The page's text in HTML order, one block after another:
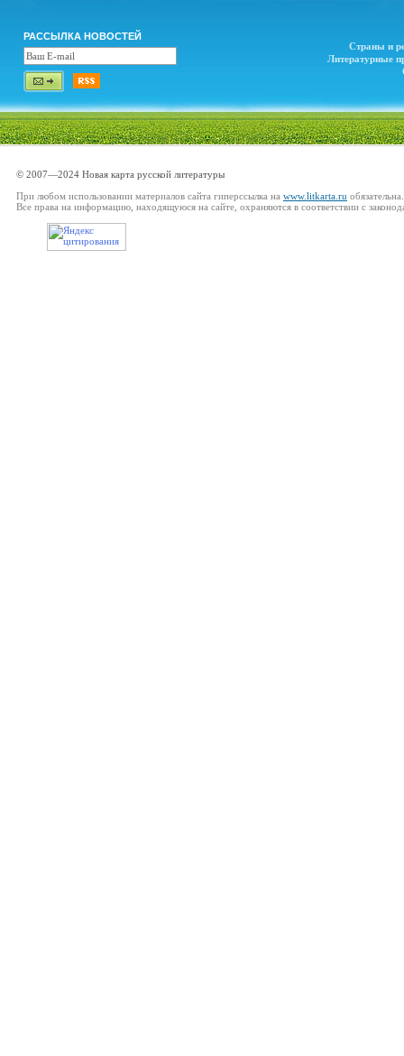
РАССЫЛКА НОВОСТЕЙ
Страны и
Литературные
© 2007—2024 Новая карта русской литературы
При любом использовании материалов сайта гиперссылка на www.litkarta.ru обязательна.
Все права на информацию, находящуюся на сайте, охраняются в соответствии с